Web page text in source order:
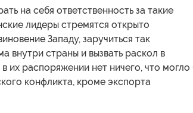
на себя ответственность за такие
лидеры стремятся открыто
Западу, заручиться так
внутри страны и вызвать раскол в
их распоряжении нет ничего, что могло
конфликта, кроме экспорта